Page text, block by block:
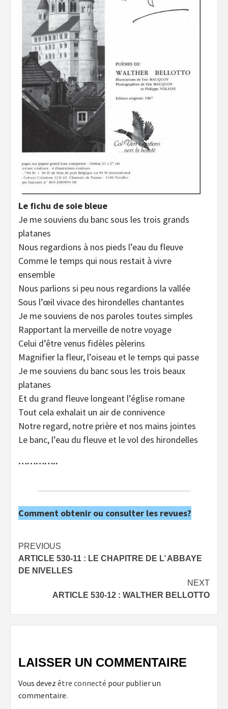
Le fichu de soie bleue
Je me souviens du banc sous les trois grands
platanes
Nous regardions à nos pieds l’eau du fleuve
Comme le temps qui nous restait à vivre
ensemble
Nous parlions si peu nous regardions la vallée
Sous l’œil vivace des hirondelles chantantes
Je me souviens de nos paroles toutes simples
Rapportant la merveille de notre voyage
Celui d’être venus fidèles pèlerins
Magnifier la fleur, l’oiseau et le temps qui passe
Je me souviens du banc sous les trois beaux
platanes
Et du grand fleuve longeant l’église romane
Tout cela exhalait un air de connivence
Notre regard, notre prière et nos mains jointes
Le banc, l’eau du fleuve et le vol des hirondelles
…………..
Comment obtenir ou consulter les revues?
Post
navigation
PREVIOUS
ARTICLE 530-11 : LE CHAPITRE DE L’ ABBAYE
DE NIVELLES
NEXT
ARTICLE 530-12 : WALTHER BELLOTTO
LAISSER UN COMMENTAIRE
Vous devez être connecté pour publier un
commentaire.